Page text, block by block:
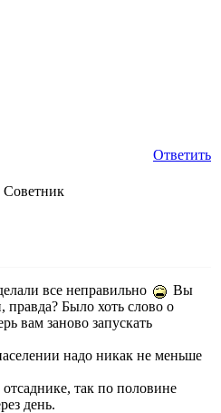
Ответить
все неправильно
Вы
правда? Было хоть слово о
вам заново запускать
надо никак не меньше
так по половине
день.